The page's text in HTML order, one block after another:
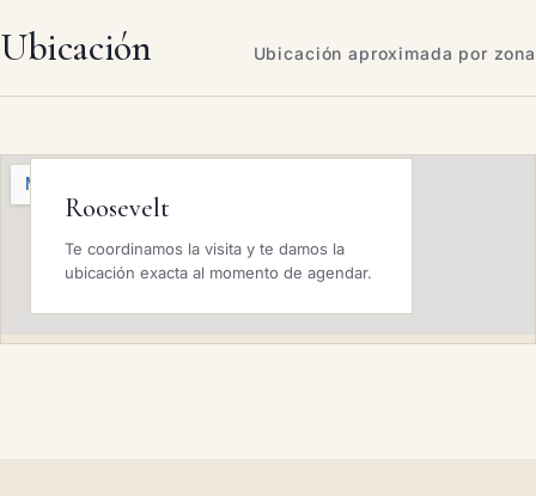
Ubicación Ubicación aproximada por zona
Roosevelt
Te coordinamos la visita y te damos la
ubicación exacta al momento de agendar.